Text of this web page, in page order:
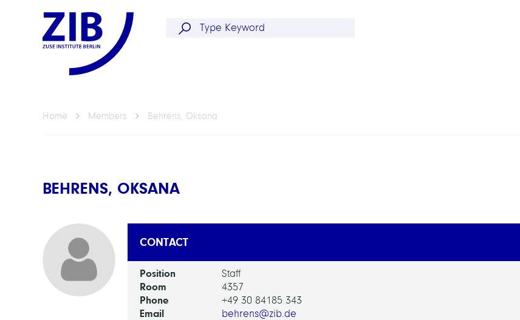
Home Members Behrens, Oksana
BEHRENS, OKSANA
CONTACT
Position Staff
Room 4357
Phone +49 30 84185 343
Email behrens@zib.de